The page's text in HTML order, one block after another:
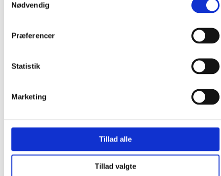
Nødvendig
Præferencer
Statistik
Marketing
Tillad alle
Tillad valgte
Strikkeopskrifter og bøger
Forhandlere